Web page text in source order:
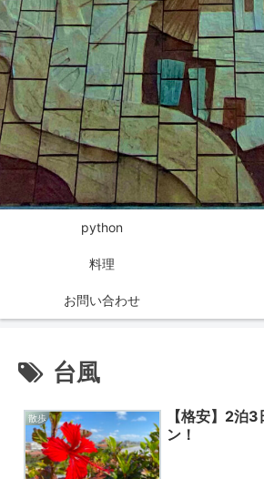
python
料理
お問い合わせ
台風
散歩
【格安】2泊
ン！